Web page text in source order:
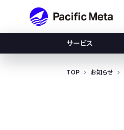
サービス
TOP お知らせ